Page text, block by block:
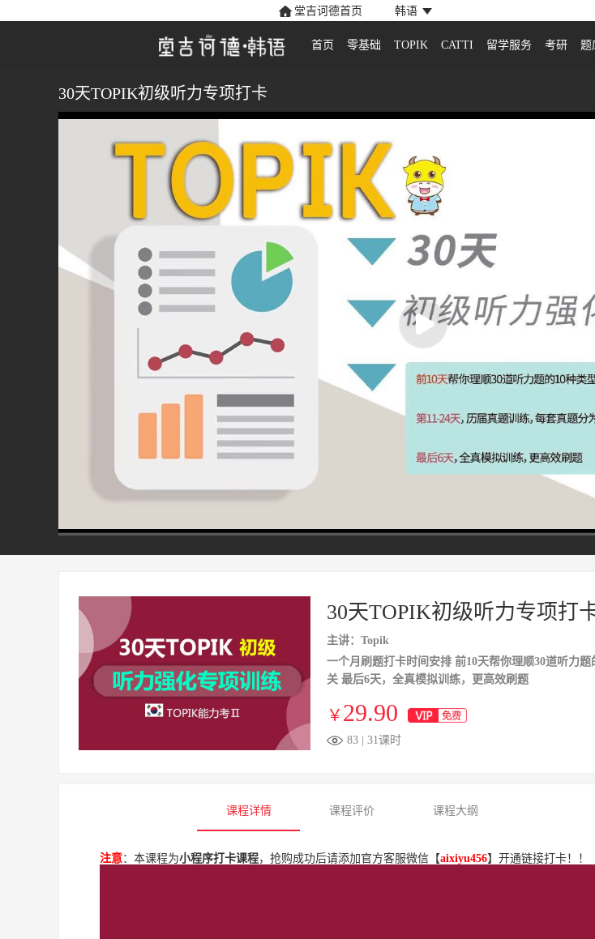
堂吉诃德首页 韩语
首页 零基础 TOPIK CATTI 留学服务 考研 题
30天TOPIK初级听力专项打卡
00:00 / 02:40
30天TOPIK初级听力专项打
主讲：Topik
一个月刷题打卡时间安排 前10天帮你理顺30道听力
关 最后6天，全真模拟训练，更高效刷题
￥ 29.90
83 | 31课时
课程详情 课程评价 课程大纲
注意：本课程为小程序打卡课程， 抢购成功后请添加官方客服微信【aixiyu456】开通链接打卡！！